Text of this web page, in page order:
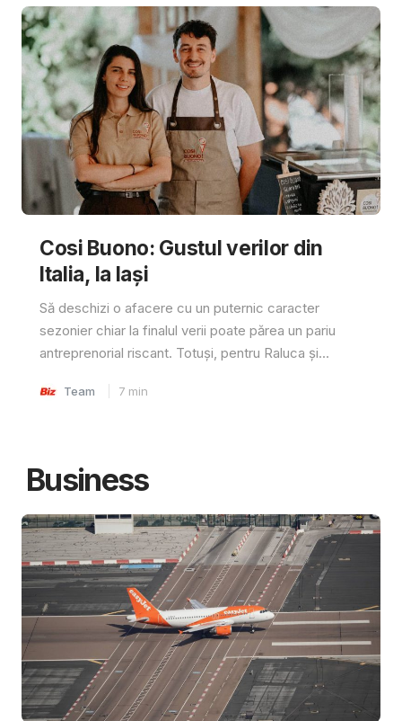
Cosi Buono: Gustul verilor din
Italia, la Iași
Să deschizi o afacere cu un puternic caracter
sezonier chiar la finalul verii poate părea un pariu
antreprenorial riscant. Totuși, pentru Raluca și...
Team 7 min
Business